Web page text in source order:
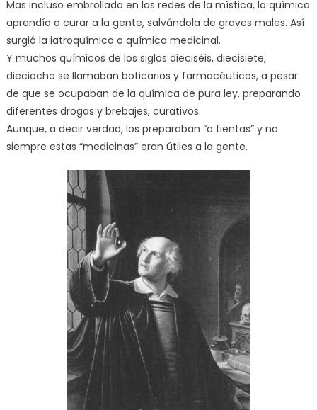
Mas incluso embrollada en las redes de la mística, la química
aprendía a curar a la gente, salvándola de graves males. Así
surgió la iatroquímica o química medicinal.
Y muchos químicos de los siglos dieciséis, diecisiete,
dieciocho se llamaban boticarios y farmacéuticos, a pesar
de que se ocupaban de la química de pura ley, preparando
diferentes drogas y brebajes, curativos.
Aunque, a decir verdad, los preparaban “a tientas” y no
siempre estas “medicinas” eran útiles a la gente.